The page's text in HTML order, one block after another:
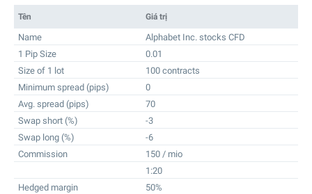
Tên Giá trị
Name
Alphabet Inc. stocks CFD
1 Pip Size
0.01
Size of 1 lot
100 contracts
Minimum spread (pips)
0
Avg. spread (pips)
70
Swap short (%)
-3
Swap long (%)
-6
Commission
150 / mio
1:20
Hedged margin
50%